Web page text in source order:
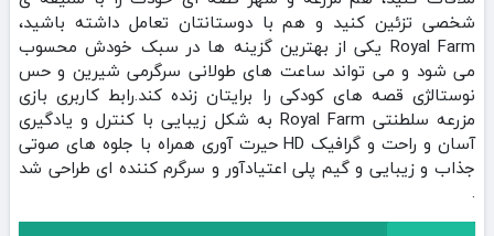
شخصی تزئین کنید و هم با دوستانتان تعامل داشته باشید،
Royal Farm یکی از بهترین گزینه‌ ها در سبک خودش محسوب
می‌ شود و می‌ تواند ساعت‌ های طولانی سرگرمی شیرین و حس
نوستالژی قصه‌ های کودکی را برایتان زنده کند.رابط کاربری بازی
مزرعه سلطنتی Royal Farm به شکل زیبایی با کنترل و یادگیری
آسان و راحت و گرافیک HD حیرت آوری همراه با جلوه های صوتی
جذاب و زیبایی و گیم پلی اعتیادآور و سرگرم کننده ای طراحی شد
.